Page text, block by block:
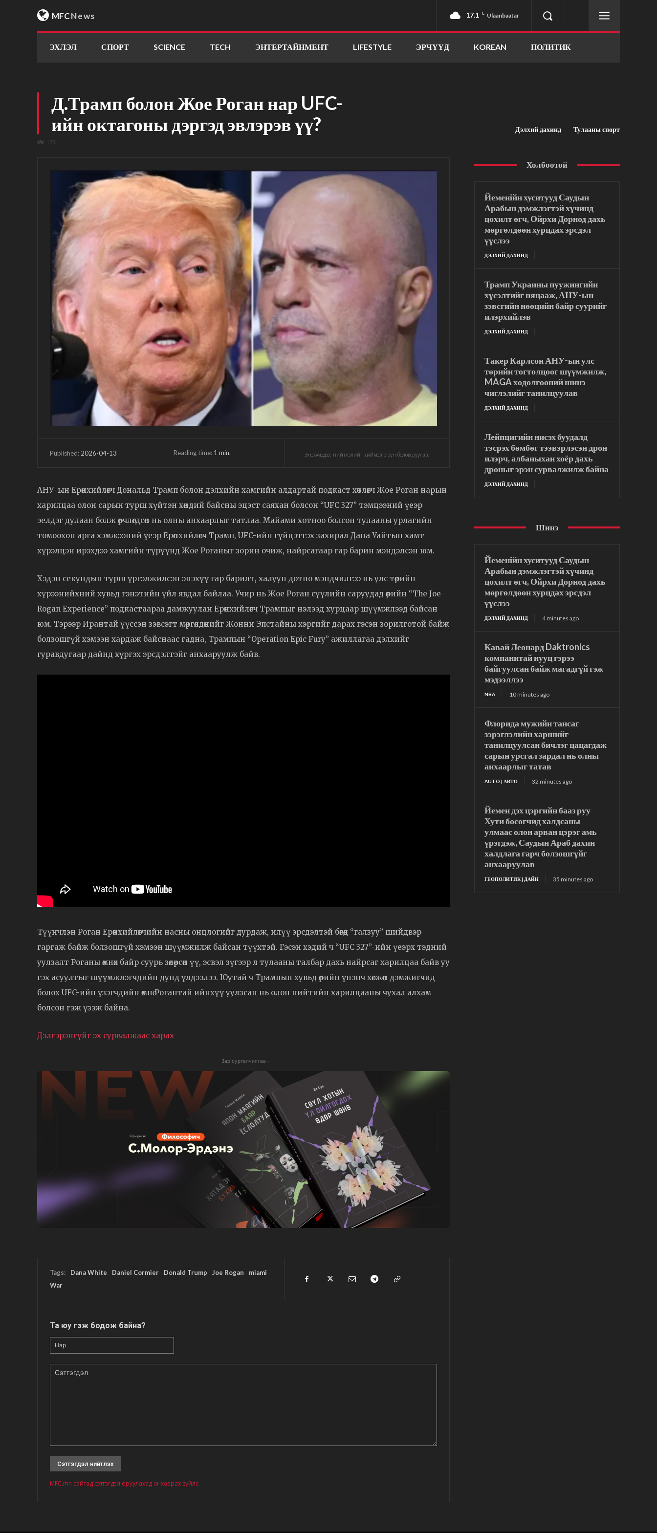
MFCNews 17.1 C Ulaanbaatar
ЭХЛЭЛ СПОРТ SCIENCE TECH ЭНТЕРТАЙНМЕНТ LIFESTYLE ЭРЧҮҮД KOREAN ПОЛИТИК
Д.Трамп болон Жое Роган нар UFC-
ийн октагоны дэргэд эвлэрэв үү?
173
Дэлхий дахинд Тулааны спорт
Published: 2026-04-13 Reading time: 1 min. Энэхүү мэдээ, нийтлэлийг хиймэл оюун боловсруулав.
АНУ-ын Ерөнхийлөгч Дональд Трамп болон дэлхийн хамгийн алдартай подкаст хөтлөгч Жое Роган нарын
харилцаа олон сарын турш хүйтэн хөндий байсны эцэст саяхан болсон “UFC 327” тэмцээний үеэр
эелдэг дулаан болж өөрчлөгдсөн нь олны анхаарлыг татлаа. Майами хотноо болсон тулааны урлагийн
томоохон арга хэмжээний үеэр Ерөнхийлөгч Трамп, UFC-ийн гүйцэтгэх захирал Дана Уайтын хамт
хүрэлцэн ирэхдээ хамгийн түрүүнд Жое Роганыг зорин очиж, найрсагаар гар барин мэндэлсэн юм.
Хэдэн секундын турш үргэлжилсэн энэхүү гар барилт, халуун дотно мэндчилгээ нь улс төрийн
хүрээнийхний хувьд гэнэтийн үйл явдал байлаа. Учир нь Жое Роган сүүлийн саруудад өөрийн “The Joe
Rogan Experience” подкастаараа дамжуулан Ерөнхийлөгч Трампыг нэлээд хурцаар шүүмжлээд байсан
юм. Тэрээр Ирантай үүссэн зэвсэгт мөргөлдөөнийг Жонни Эпстайны хэргийг дарах гэсэн зорилготой байж
болзошгүй хэмээн хардаж байснаас гадна, Трампын “Operation Epic Fury” ажиллагаа дэлхийг
гуравдугаар дайнд хүргэх эрсдэлтэйг анхааруулж байв.
Түүнчлэн Роган Ерөнхийлөгчийн насны онцлогийг дурдаж, илүү эрсдэлтэй бөгөөд “галзуу” шийдвэр
гаргаж байж болзошгүй хэмээн шүүмжилж байсан түүхтэй. Гэсэн хэдий ч “UFC 327”-ийн үеэрх тэдний
уулзалт Роганы өмнөх байр суурь зөөлөрсөн үү, эсвэл зүгээр л тулааны талбар дахь найрсаг харилцаа байв уу
гэх асуултыг шүүмжлэгчдийн дунд үлдээлээ. Юутай ч Трампын хувьд өөрийн үнэнч хөгжөөн дэмжигчид
болох UFC-ийн үзэгчдийн өмнө Рогантай ийнхүү уулзсан нь олон нийтийн харилцааны чухал алхам
болсон гэж үзэж байна.
Дэлгэрэнгүйг эх сурвалжаас харах
- Зар сурталчилгаа -
Tags: Dana White Daniel Cormier Donald Trump Joe Rogan
miami
War
Та юу гэж бодож байна?
MFC.mn сайтад сэтгэгдэл оруулахад анхаарах зүйлс
Холбоотой
Йеменійн хуситууд Саудын
Арабын дэмжлэгтэй хүчинд
цохилт өгч, Ойрхи Дорнод дахь
мөргөлдөөн хурцдах эрсдэл
үүслээ
ДЭЛХИЙ ДАХИНД
Трамп Украины пуужингийн
хүсэлтийг няцааж, АНУ-ын
зэвсгийн нөөцийн байр суурийг
илэрхийлэв
ДЭЛХИЙ ДАХИНД
Такер Карлсон АНУ-ын улс
төрийн тогтолцоог шүүмжилж,
MAGA хөдөлгөөний шинэ
чиглэлийг танилцуулав
ДЭЛХИЙ ДАХИНД
Лейпцигийн нисэх буудалд
тэсрэх бөмбөг тээвэрлэсэн дрон
илэрч, албаныхан хоёр дахь
дроныг эрэн сурвалжилж байна
ДЭЛХИЙ ДАХИНД
Шинэ
Йеменійн хуситууд Саудын
Арабын дэмжлэгтэй хүчинд
цохилт өгч, Ойрхи Дорнод дахь
мөргөлдөөн хурцдах эрсдэл
үүслээ
ДЭЛХИЙ ДАХИНД 4 minutes ago
Кавай Леонард Daktronics
компанитай нууц гэрээ
байгуулсан байж магадгүй гэж
мэдээллээ
NBA 10 minutes ago
Флорида мужийн тансаг
зэрэглэлийн харшийг
танилцуулсан бичлэг цацагдаж
сарын урсгал зардал нь олны
анхаарлыг татав
AUTO | АВТО 32 minutes ago
Йемен дэх цэргийн бааз руу
Хути босогчид халдсаны
улмаас олон арван цэрэг амь
үрэгдэж, Саудын Араб дахин
халдлага гарч болзошгүйг
анхааруулав
ГЕОПОЛИТИК | ДАЙН 35 minutes ago